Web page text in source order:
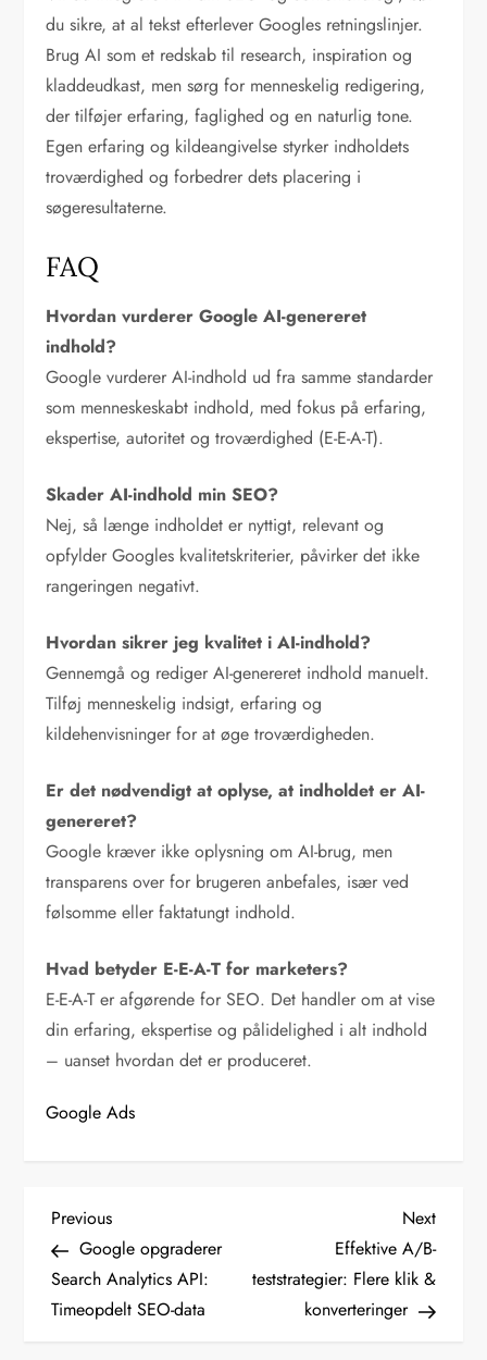
du sikre, at al tekst efterlever Googles retningslinjer.
Brug AI som et redskab til research, inspiration og
kladdeudkast, men sørg for menneskelig redigering,
der tilføjer erfaring, faglighed og en naturlig tone.
Egen erfaring og kildeangivelse styrker indholdets
troværdighed og forbedrer dets placering i
søgeresultaterne.
FAQ
Hvordan vurderer Google AI-genereret
indhold?
Google vurderer AI-indhold ud fra samme standarder
som menneskeskabt indhold, med fokus på erfaring,
ekspertise, autoritet og troværdighed (E-E-A-T).
Skader AI-indhold min SEO?
Nej, så længe indholdet er nyttigt, relevant og
opfylder Googles kvalitetskriterier, påvirker det ikke
rangeringen negativt.
Hvordan sikrer jeg kvalitet i AI-indhold?
Gennemgå og rediger AI-genereret indhold manuelt.
Tilføj menneskelig indsigt, erfaring og
kildehenvisninger for at øge troværdigheden.
Er det nødvendigt at oplyse, at indholdet er AI-
genereret?
Google kræver ikke oplysning om AI-brug, men
transparens over for brugeren anbefales, især ved
følsomme eller faktatungt indhold.
Hvad betyder E-E-A-T for marketers?
E-E-A-T er afgørende for SEO. Det handler om at vise
din erfaring, ekspertise og pålidelighed i alt indhold
– uanset hvordan det er produceret.
Google Ads
I
n
d
l
Previous
Post
Previous
Google opgraderer
Search Analytics API:
Timeopdelt SEO-data
Next
Post
Next
Effektive A/B-
teststrategier: Flere klik &
konverteringer